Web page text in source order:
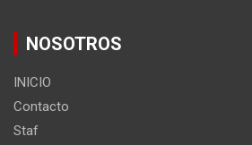
NOSOTROS
INICIO
Contacto
Staf